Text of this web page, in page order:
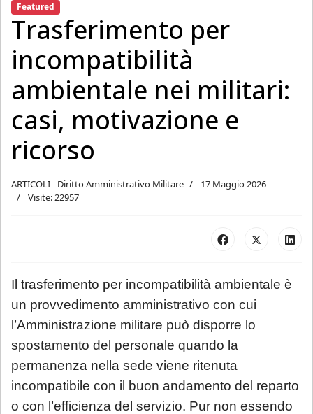
Featured
Trasferimento per
incompatibilità
ambientale nei militari:
casi, motivazione e
ricorso
ARTICOLI - Diritto Amministrativo Militare
17 Maggio 2026
Visite: 22957
Il trasferimento per incompatibilità ambientale è
un provvedimento amministrativo con cui
l’Amministrazione militare può disporre lo
spostamento del personale quando la
permanenza nella sede viene ritenuta
incompatibile con il buon andamento del reparto
o con l’efficienza del servizio. Pur non essendo